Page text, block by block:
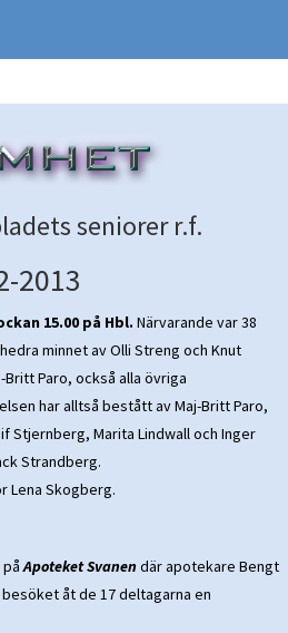
seniorer r.f.
2013
15.00 på Hbl. Närvarande var 38
minnet av Olli Streng och Knut
Paro, också alla övriga
har alltså bestått av Maj-Britt Paro,
Stjernberg, Marita Lindwall och Inger
Strandberg.
Lena Skogberg.
påApoteket Svanendär apotekare Bengt
åt de 17 deltagarna en